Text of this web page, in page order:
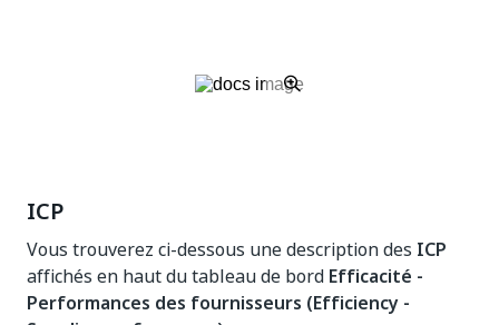
ICP
Vous trouverez ci-dessous une description des ICP
affichés en haut du tableau de bord Efficacité -
Performances des fournisseurs (Efficiency -